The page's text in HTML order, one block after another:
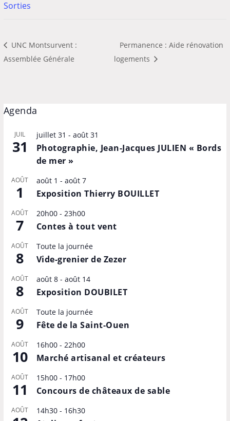
Sorties
UNC Montsurvent :
Assemblée Générale
Permanence : Aide rénovation
logements
Agenda
JUIL
31
juillet 31 - août 31
Photographie, Jean-Jacques JULIEN « Bords
de mer »
AOÛT
1
août 1 - août 7
Exposition Thierry BOUILLET
AOÛT
7
20h00- 23h00
Contes à tout vent
AOÛT
8
Toute la journée
Vide-grenier de Zezer
AOÛT
8
août 8- août 14
Exposition DOUBILET
AOÛT
9
Toute la journée
Fête de la Saint-Ouen
AOÛT
10
16h00- 22h00
Marché artisanal et créateurs
AOÛT
11
15h00- 17h00
Concours de châteaux de sable
AOÛT 14h30- 16h30